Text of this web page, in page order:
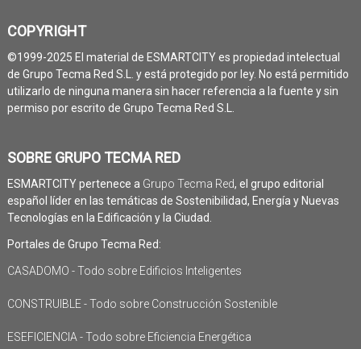
COPYRIGHT
©1999-2025 El material de ESMARTCITY es propiedad intelectual
de Grupo Tecma Red S.L. y está protegido por ley. No está permitido
utilizarlo de ninguna manera sin hacer referencia a la fuente y sin
permiso por escrito de Grupo Tecma Red S.L.
SOBRE GRUPO TECMA RED
ESMARTCITY pertenece a Grupo Tecma Red, el grupo editorial
español líder en las temáticas de Sostenibilidad, Energía y Nuevas
Tecnologías en la Edificación y la Ciudad.
Portales de Grupo Tecma Red:
CASADOMO - Todo sobre Edificios Inteligentes
CONSTRUIBLE - Todo sobre Construcción Sostenible
ESEFICIENCIA - Todo sobre Eficiencia Energética